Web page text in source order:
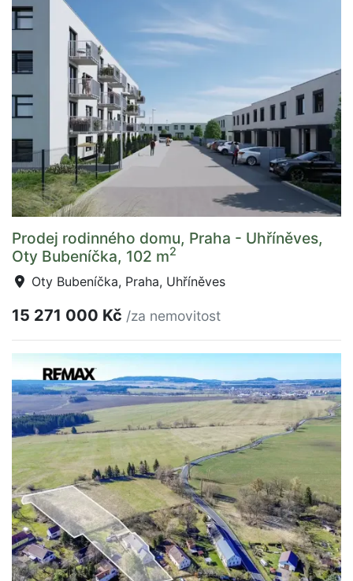
Prodej rodinného domu, Praha - Uhříněves,
Oty Bubeníčka, 102 m2
Oty Bubeníčka, Praha, Uhříněves
15 271 000 Kč /za nemovitost